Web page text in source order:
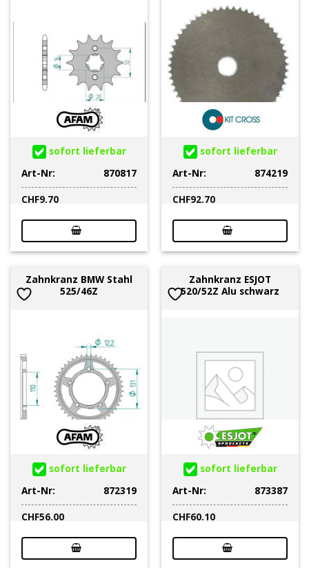
sofort lieferbar
Art-Nr:
870817
CHF9.70
sofort lieferbar
Art-Nr:
874219
CHF92.70
Zahnkranz BMW Stahl
525/46Z
sofort lieferbar
Art-Nr:
872319
CHF56.00
Zahnkranz ESJOT
520/52Z Alu schwarz
sofort lieferbar
Art-Nr:
873387
CHF60.10